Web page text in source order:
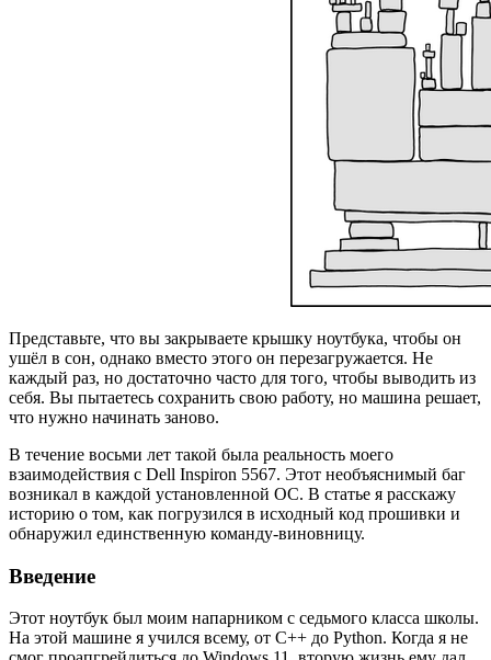
Представьте, что вы закрываете крышку ноутбука, чтобы он
ушёл в сон, однако вместо этого он перезагружается. Не
каждый раз, но достаточно часто для того, чтобы выводить из
себя. Вы пытаетесь сохранить свою работу, но машина решает,
что нужно начинать заново.
В течение восьми лет такой была реальность моего
взаимодействия с Dell Inspiron 5567. Этот необъяснимый баг
возникал в каждой установленной ОС. В статье я расскажу
историю о том, как погрузился в исходный код прошивки и
обнаружил единственную команду-виновницу.
Введение
Этот ноутбук был моим напарником с седьмого класса школы.
На этой машине я учился всему, от C++ до Python. Когда я не